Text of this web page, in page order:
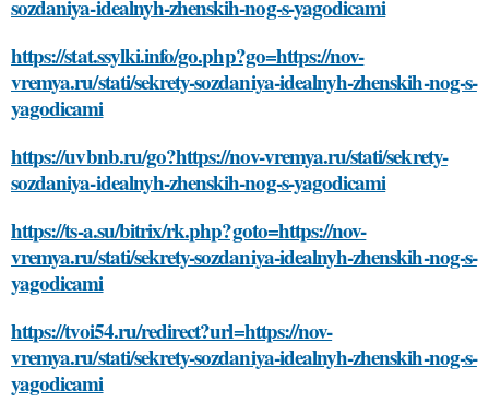
sozdaniya-idealnyh-zhenskih-nog-s-yagodicami
https://stat.ssylki.info/go.php?go=https://nov-
vremya.ru/stati/sekrety-sozdaniya-idealnyh-zhenskih-nog-s-
yagodicami
https://uvbnb.ru/go?https://nov-vremya.ru/stati/sekrety-
sozdaniya-idealnyh-zhenskih-nog-s-yagodicami
https://ts-a.su/bitrix/rk.php?goto=https://nov-
vremya.ru/stati/sekrety-sozdaniya-idealnyh-zhenskih-nog-s-
yagodicami
https://tvoi54.ru/redirect?url=https://nov-
vremya.ru/stati/sekrety-sozdaniya-idealnyh-zhenskih-nog-s-
yagodicami